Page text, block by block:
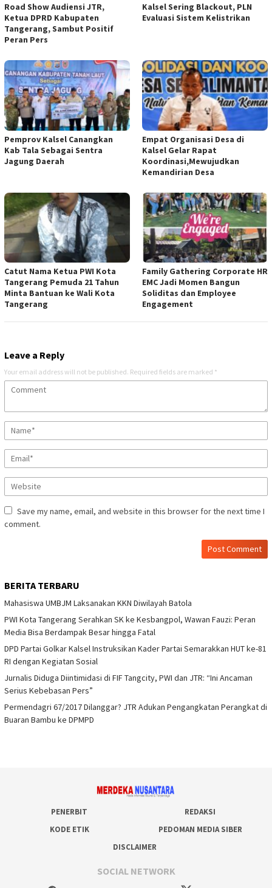
Road Show Audiensi JTR,
Ketua DPRD Kabupaten
Tangerang, Sambut Positif
Peran Pers
Kalsel Sering Blackout, PLN
Evaluasi Sistem Kelistrikan
Pemprov Kalsel Canangkan
Kab Tala Sebagai Sentra
Jagung Daerah
Empat Organisasi Desa di
Kalsel Gelar Rapat
Koordinasi,Mewujudkan
Kemandirian Desa
Catut Nama Ketua PWI Kota
Tangerang Pemuda 21 Tahun
Minta Bantuan ke Wali Kota
Tangerang
Family Gathering Corporate HR
EMC Jadi Momen Bangun
Soliditas dan Employee
Engagement
Leave a Reply
Your email address will not be published. Required fields are marked *
Save my name, email, and website in this browser for the next time I
comment.
BERITA TERBARU
Mahasiswa UMBJM Laksanakan KKN Diwilayah Batola
PWI Kota Tangerang Serahkan SK ke Kesbangpol, Wawan Fauzi: Peran
Media Bisa Berdampak Besar hingga Fatal
DPD Partai Golkar Kalsel Instruksikan Kader Partai Semarakkan HUT ke-81
RI dengan Kegiatan Sosial
Jurnalis Diduga Diintimidasi di FIF Tangcity, PWI dan JTR: “Ini Ancaman
Serius Kebebasan Pers”
Permendagri 67/2017 Dilanggar? JTR Adukan Pengangkatan Perangkat di
Buaran Bambu ke DPMPD
PENERBIT
REDAKSI
KODE ETIK
PEDOMAN MEDIA SIBER
DISCLAIMER
SOCIAL NETWORK